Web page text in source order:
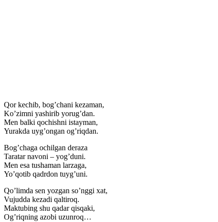
Qor kechib, bog’chani kezaman,
Ko’zimni yashirib yorug’dan.
Men balki qochishni istayman,
Yurakda uyg’ongan og’riqdan.
Bog’chaga ochilgan deraza
Taratar navoni – yog’duni.
Men esa tushaman larzaga,
Yo’qotib qadrdon tuyg’uni.
Qo’limda sen yozgan so’nggi xat,
Vujudda kezadi qaltiroq.
Maktubing shu qadar qisqaki,
Og’riqning azobi uzunroq…